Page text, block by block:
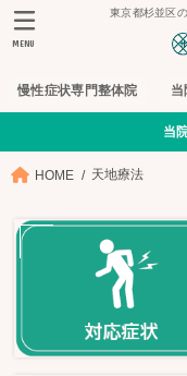
東京都杉並区
慢性症状専門整体院 当
MENU
当
HOME 天地療法